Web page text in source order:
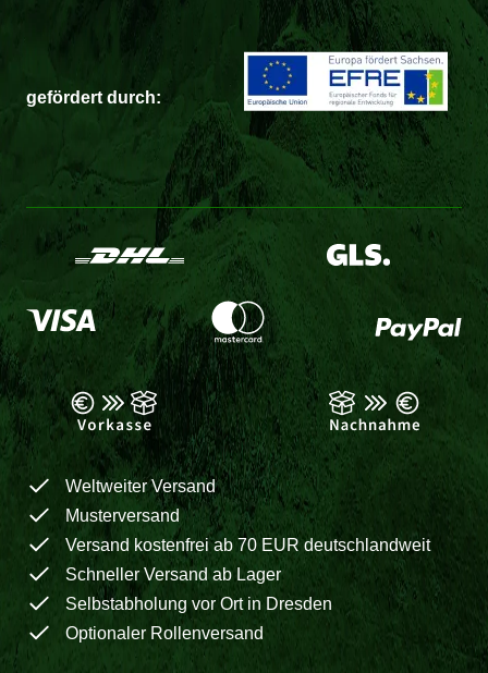
gefördert durch:
Weltweiter Versand
Musterversand
Versand kostenfrei ab 70 EUR deutschlandweit
Schneller Versand ab Lager
Selbstabholung vor Ort in Dresden
Optionaler Rollenversand